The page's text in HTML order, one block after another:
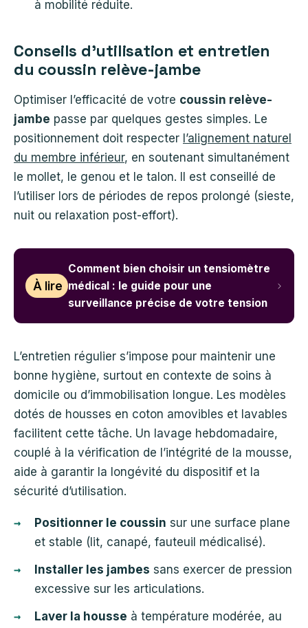
à mobilité réduite.
Conseils d’utilisation et entretien
du coussin relève-jambe
Optimiser l’efficacité de votre coussin relève-
jambe passe par quelques gestes simples. Le
positionnement doit respecter l’alignement naturel
du membre inférieur, en soutenant simultanément
le mollet, le genou et le talon. Il est conseillé de
l’utiliser lors de périodes de repos prolongé (sieste,
nuit ou relaxation post-effort).
À lire
Comment bien choisir un tensiomètre
médical : le guide pour une
surveillance précise de votre tension
L’entretien régulier s’impose pour maintenir une
bonne hygiène, surtout en contexte de soins à
domicile ou d’immobilisation longue. Les modèles
dotés de housses en coton amovibles et lavables
facilitent cette tâche. Un lavage hebdomadaire,
couplé à la vérification de l’intégrité de la mousse,
aide à garantir la longévité du dispositif et la
sécurité d’utilisation.
Positionner le coussin sur une surface plane
et stable (lit, canapé, fauteuil médicalisé).
Installer les jambes sans exercer de pression
excessive sur les articulations.
Laver la housse à température modérée, au